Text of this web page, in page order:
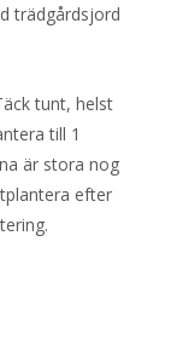
trädgårdsjord
tunt, helst
till 1
är stora nog
efter